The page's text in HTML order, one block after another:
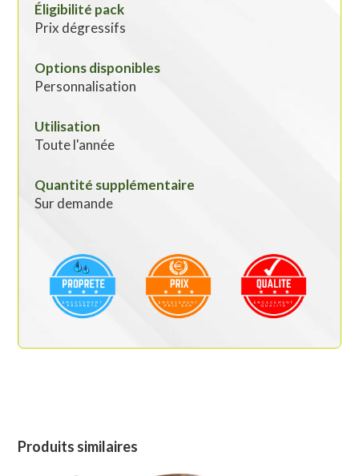
Éligibilité pack
Prix dégressifs
Options disponibles
Personnalisation
Utilisation
Toute l'année
Quantité supplémentaire
Sur demande
Produits similaires